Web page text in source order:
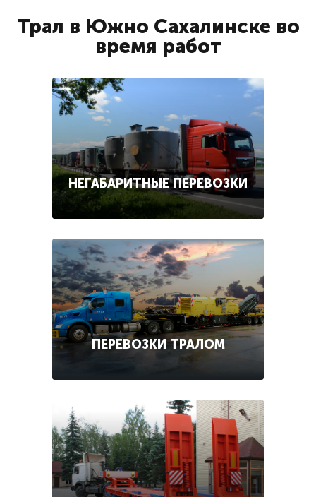
Трал в Южно Сахалинске во
время работ
НЕГАБАРИТНЫЕ ПЕРЕВОЗКИ
ПЕРЕВОЗКИ ТРАЛОМ